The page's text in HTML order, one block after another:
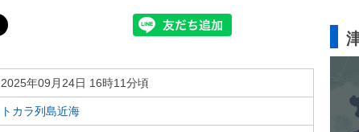
2025年09月24日 16時11分頃
トカラ列島近海